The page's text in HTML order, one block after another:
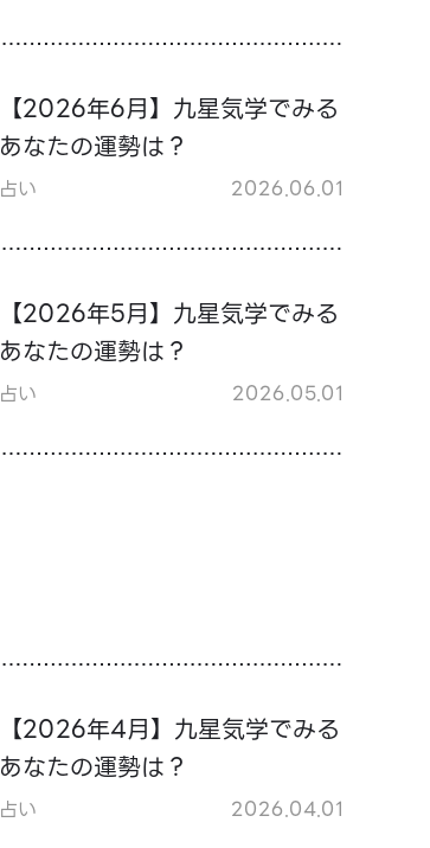
【2026年6月】九星気学でみる
あなたの運勢は？
占い 2026.06.01
【2026年5月】九星気学でみる
あなたの運勢は？
占い 2026.05.01
【2026年4月】九星気学でみる
あなたの運勢は？
占い 2026.04.01